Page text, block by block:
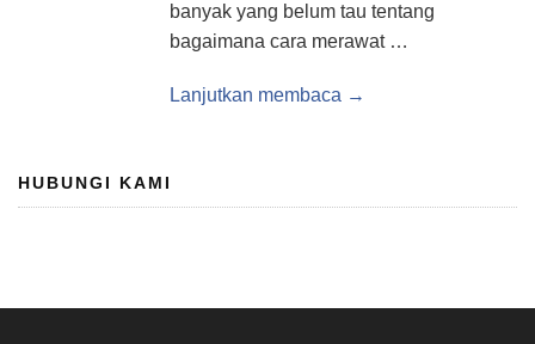
banyak yang belum tau tentang
bagaimana cara merawat …
Lanjutkan membaca →
HUBUNGI KAMI